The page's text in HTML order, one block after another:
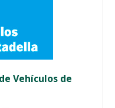
Vehículos de